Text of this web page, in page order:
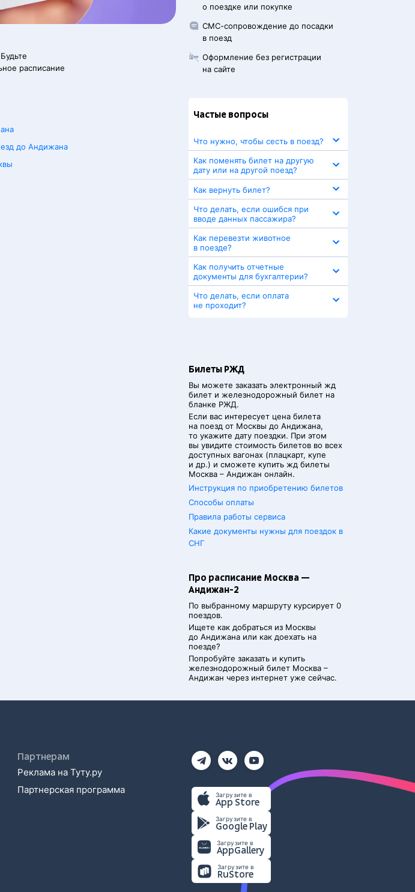
расписание
до Андижана
о поездке или покупке
СМС-сопровождение до посадки
в поезд
Оформление без регистрации
на сайте
Частые вопросы
Что нужно, чтобы сесть в поезд?
Как поменять билет на другую
дату или на другой поезд?
Как вернуть билет?
Что делать, если ошибся при
вводе данных пассажира?
Как перевезти животное
в поезде?
Как получить отчетные
документы для бухгалтерии?
Что делать, если оплата
не проходит?
Билеты РЖД
Вы можете заказать электронный жд
билет и железнодорожный билет на
бланке РЖД.
Если вас интересует цена билета
на поезд от Москвы до Андижана,
то укажите дату поездки. При этом
вы увидите стоимость билетов во всех
доступных вагонах (плацкарт, купе
и др.) и сможете купить жд билеты
Москва – Андижан онлайн.
Инструкция по приобретению билетов
Способы оплаты
Правила работы сервиса
Какие документы нужны для поездок в
СНГ
Про расписание Москва —
Андижан-2
По выбранному маршруту курсирует 0
поездов.
Ищете как добраться из Москвы
до Андижана или как доехать на
поезде?
Попробуйте заказать и купить
железнодорожный билет Москва –
Андижан через интернет уже сейчас.
Партнерам
Реклама на Туту.ру
Партнерская программа
Загрузите в
App Store
Загрузите в
Google Play
Загрузите в
AppGallery
Загрузите в
RuStore